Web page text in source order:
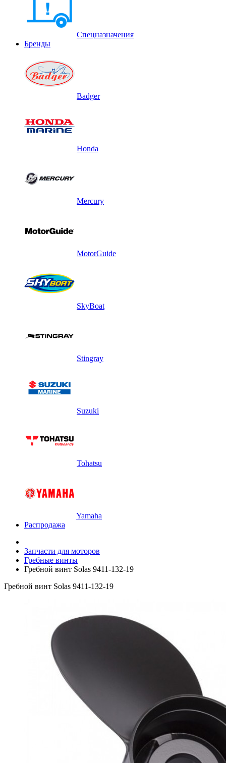
Спецназначения
Бренды
Badger
Honda
Mercury
MotorGuide
SkyBoat
Stingray
Suzuki
Tohatsu
Yamaha
Распродажа
Запчасти для моторов
Гребные винты
Гребной винт Solas 9411-132-19
Гребной винт Solas 9411-132-19